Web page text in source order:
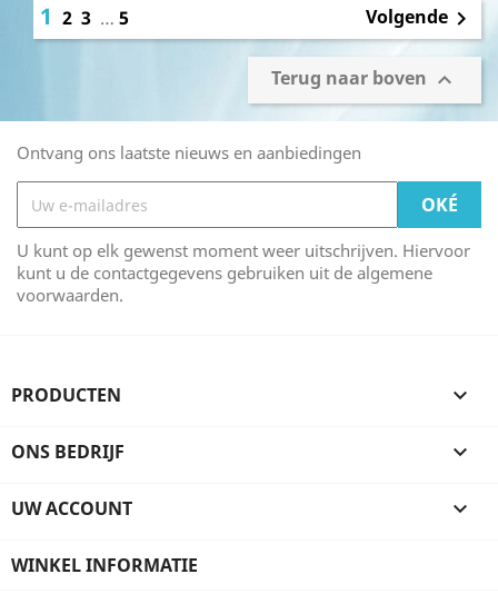
1 2 3 … 5 Volgende 
Terug naar boven 
Ontvang ons laatste nieuws en aanbiedingen
U kunt op elk gewenst moment weer uitschrijven. Hiervoor
kunt u de contactgegevens gebruiken uit de algemene
voorwaarden.
PRODUCTEN 
ONS BEDRIJF 
UW ACCOUNT 
WINKEL INFORMATIE